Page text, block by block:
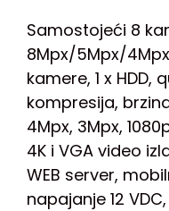
Samostojeći 8
8Mpx/5Mpx/
kamere, 1 x HDD,
kompresija,
4Mpx, 3Mpx,
4K i VGA video
WEB server,
napajanje 12